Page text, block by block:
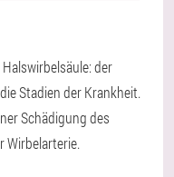
der
Stadien der Krankheit.
Schädigung des
Wirbelarterie.